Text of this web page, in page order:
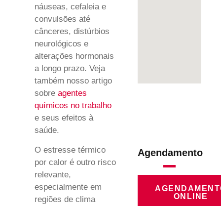
náuseas, cefaleia e
convulsões até
cânceres, distúrbios
neurológicos e
alterações hormonais
a longo prazo. Veja
também nosso artigo
sobre agentes
químicos no trabalho
e seus efeitos à
saúde.
O estresse térmico
por calor é outro risco
relevante,
especialmente em
regiões de clima
Agendamento
ONLINE